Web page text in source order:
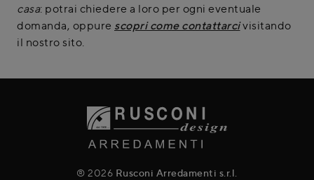
casa: potrai chiedere a loro per ogni eventuale
domanda, oppure scopri come contattarcivisitando
il nostro sito.
® 2026 Rusconi Arredamenti s.r.l.